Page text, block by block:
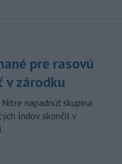
pre rasovú
v zárodku
napadnúť skupina
Indov skončil v